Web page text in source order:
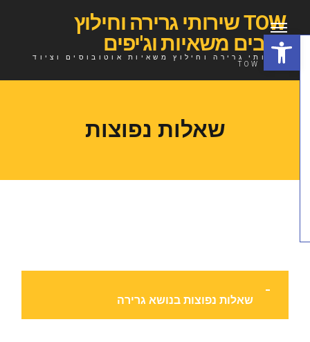
פתח סרגל נגישות
TOW שירותי גרירה וחילוץ
רכבים משאיות וג'יפים
שירותי גרירה וחילוץ משאיות אוטובוסים וציוד
כבד TOW
שאלות נפוצות
שאלות נפוצות בנושא גרירה